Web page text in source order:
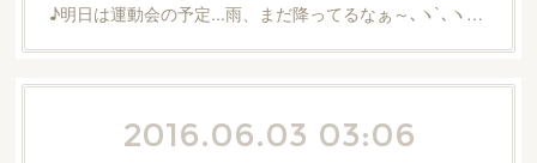
♪明日は運動会の予定...雨、まだ降ってるなぁ～､ヽ`､ヽ…
2016.06.03 03:06